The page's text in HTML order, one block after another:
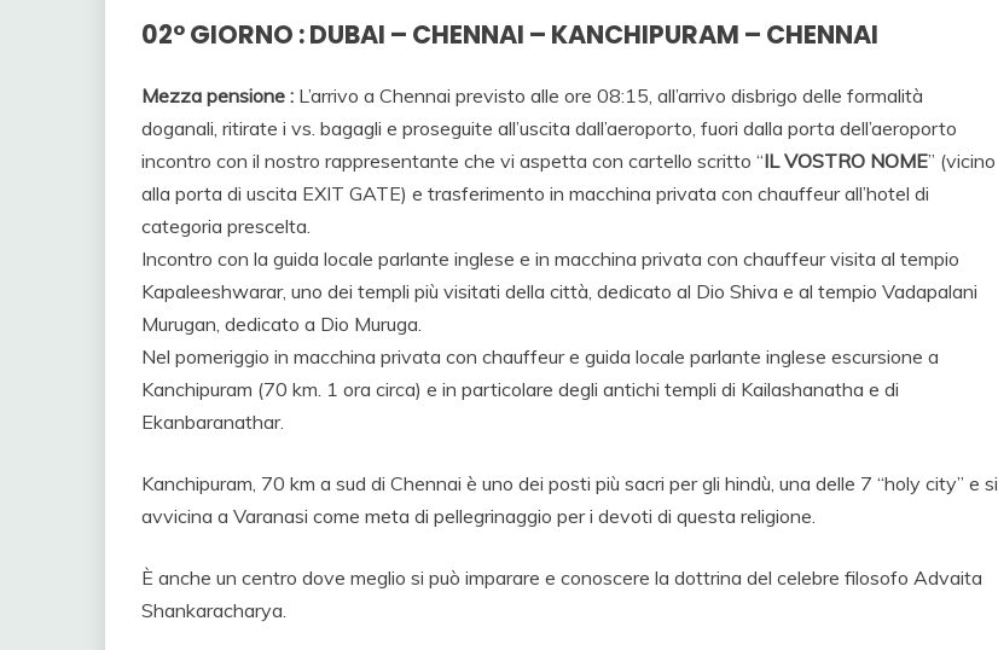
02° GIORNO : DUBAI – CHENNAI – KANCHIPURAM – CHENNAI
Mezza pensione : L’arrivo a Chennai previsto alle ore 08:15, all’arrivo disbrigo delle formalità
doganali, ritirate i vs. bagagli e proseguite all’uscita dall’aeroporto, fuori dalla porta dell’aeroporto
incontro con il nostro rappresentante che vi aspetta con cartello scritto “IL VOSTRO NOME” (vicino
alla porta di uscita EXIT GATE) e trasferimento in macchina privata con chauffeur all’hotel di
categoria prescelta.
Incontro con la guida locale parlante inglese e in macchina privata con chauffeur visita al tempio
Kapaleeshwarar, uno dei templi più visitati della città, dedicato al Dio Shiva e al tempio Vadapalani
Murugan, dedicato a Dio Muruga.
Nel pomeriggio in macchina privata con chauffeur e guida locale parlante inglese escursione a
Kanchipuram (70 km. 1 ora circa) e in particolare degli antichi templi di Kailashanatha e di
Ekanbaranathar.
Kanchipuram, 70 km a sud di Chennai è uno dei posti più sacri per gli hindù, una delle 7 “holy city” e si
avvicina a Varanasi come meta di pellegrinaggio per i devoti di questa religione.
È anche un centro dove meglio si può imparare e conoscere la dottrina del celebre filosofo Advaita
Shankaracharya.